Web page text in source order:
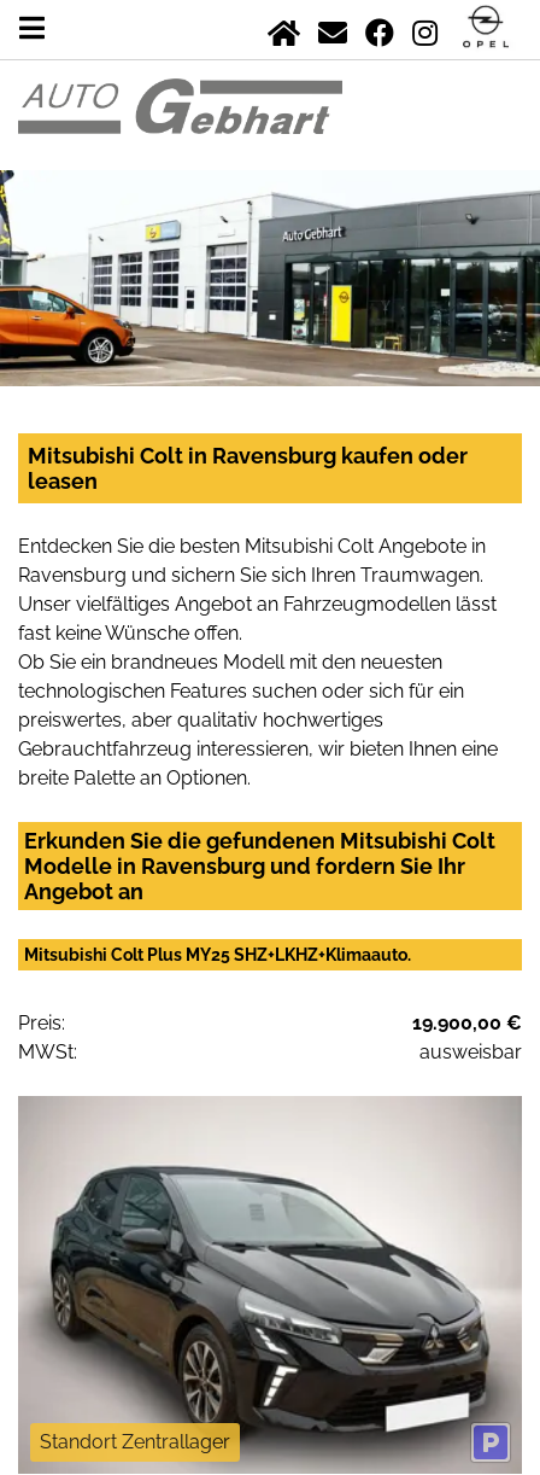
Mitsubishi Colt in Ravensburg kaufen oder
leasen
Entdecken Sie die besten Mitsubishi Colt Angebote in
Ravensburg und sichern Sie sich Ihren Traumwagen.
Unser vielfältiges Angebot an Fahrzeugmodellen lässt
fast keine Wünsche offen.
Ob Sie ein brandneues Modell mit den neuesten
technologischen Features suchen oder sich für ein
preiswertes, aber qualitativ hochwertiges
Gebrauchtfahrzeug interessieren, wir bieten Ihnen eine
breite Palette an Optionen.
Erkunden Sie die gefundenen Mitsubishi Colt
Modelle in Ravensburg und fordern Sie Ihr
Angebot an
Mitsubishi Colt Plus MY25 SHZ+LKHZ+Klimaauto.
Preis:
19.900,00 €
MWSt:
ausweisbar
Standort Zentrallager